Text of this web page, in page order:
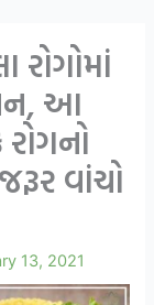
રોગોમાં
આ
વાંચો
13, 2021